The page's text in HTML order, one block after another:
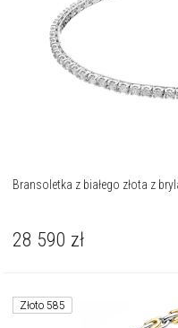
Bransoletka z białego złota z
28 590 zł
Złoto 585